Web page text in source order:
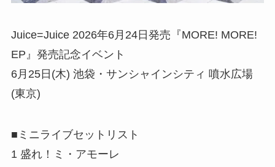
Juice=Juice 2026年6月24日発売『MORE! MORE!
EP』発売記念イベント
6月25日(木) 池袋・サンシャインシティ 噴水広場
(東京)
■ミニライブセットリスト
1 盛れ！ミ・アモーレ